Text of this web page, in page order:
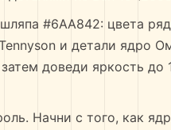
#6AA842: цвета
и детали ядро
доведи яркость до
Начни с того, как